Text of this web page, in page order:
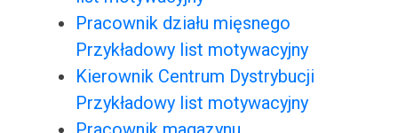
Pracownik działu mięsnego
Przykładowy list motywacyjny
Kierownik Centrum Dystrybucji
Przykładowy list motywacyjny